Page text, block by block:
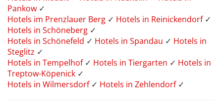
Pankow ✓
Hotels im Prenzlauer Berg ✓ Hotels in Reinickendorf ✓
Hotels in Schöneberg ✓
Hotels in Schönefeld ✓ Hotels in Spandau ✓ Hotels in
Steglitz ✓
Hotels in Tempelhof ✓ Hotels in Tiergarten ✓ Hotels in
Treptow-Köpenick ✓
Hotels in Wilmersdorf ✓ Hotels in Zehlendorf✓